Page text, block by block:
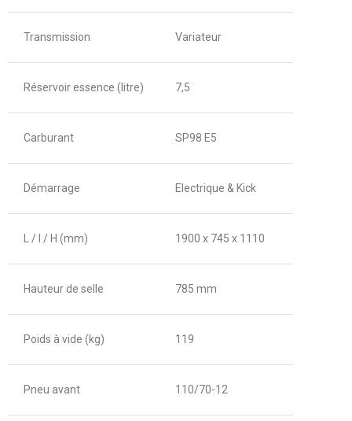
Transmission Variateur
Réservoir essence (litre) 7,5
Carburant SP98 E5
Démarrage Electrique & Kick
L / l / H (mm) 1900 x 745 x 1110
Hauteur de selle 785 mm
Poids à vide (kg) 119
Pneu avant 110/70-12